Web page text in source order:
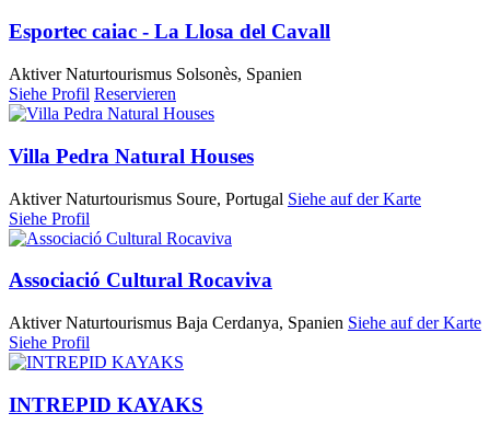
Esportec caiac - La Llosa del Cavall
Aktiver Naturtourismus Solsonès, Spanien
Siehe Profil Reservieren
Villa Pedra Natural Houses
Aktiver Naturtourismus Soure, Portugal Siehe auf der Karte
Siehe Profil
Associació Cultural Rocaviva
Aktiver Naturtourismus Baja Cerdanya, Spanien Siehe auf der Karte
Siehe Profil
INTREPID KAYAKS